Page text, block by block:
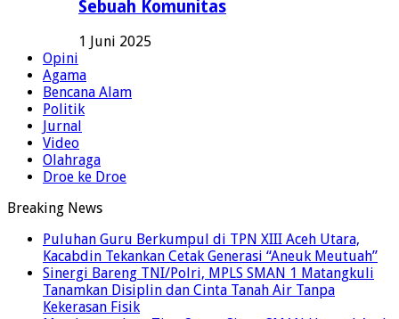
Sebuah Komunitas
1 Juni 2025
Opini
Agama
Bencana Alam
Politik
Jurnal
Video
Olahraga
Droe ke Droe
Breaking News
Puluhan Guru Berkumpul di TPN XIII Aceh Utara,
Kacabdin Tekankan Cetak Generasi “Aneuk Meutuah”
Sinergi Bareng TNI/Polri, MPLS SMAN 1 Matangkuli
Tanamkan Disiplin dan Cinta Tanah Air Tanpa
Kekerasan Fisik